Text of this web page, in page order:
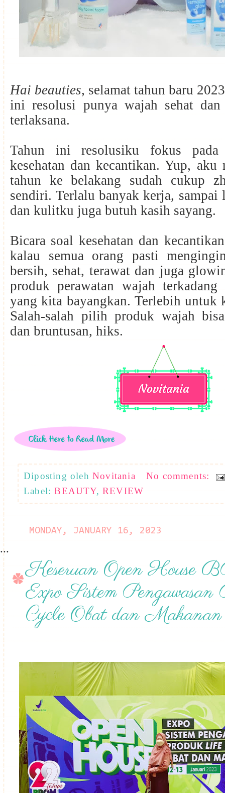
Hai beauties, selamat tahun baru
ini resolusi punya wajah sehat
terlaksana.
Tahun ini resolusiku fokus
kesehatan dan kecantikan. Yup, aku
tahun ke belakang sudah cukup
sendiri. Terlalu banyak kerja, sampai
dan kulitku juga butuh kasih sayang.
Bicara soal kesehatan dan
kalau semua orang pasti
bersih, sehat, terawat dan juga
produk perawatan wajah terkadang
yang kita bayangkan. Terlebih untuk
Salah-salah pilih produk wajah
dan bruntusan, hiks.
Diposting oleh Novitania
No comments:
Label:BEAUTY,REVIEW
MONDAY, JANUARY 16, 2023
...
Keseruan Open House
Expo Sistem
Cycle Obat dan Makanan